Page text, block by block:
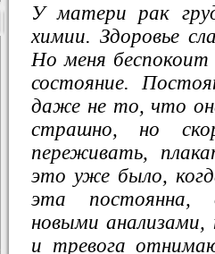
У матери рак
химии. Здоровье
Но меня беспокоит
состояние.
даже не то, что
страшно, но
переживать,
это уже было,
эта постоянна,
новыми анализами,
и тревога